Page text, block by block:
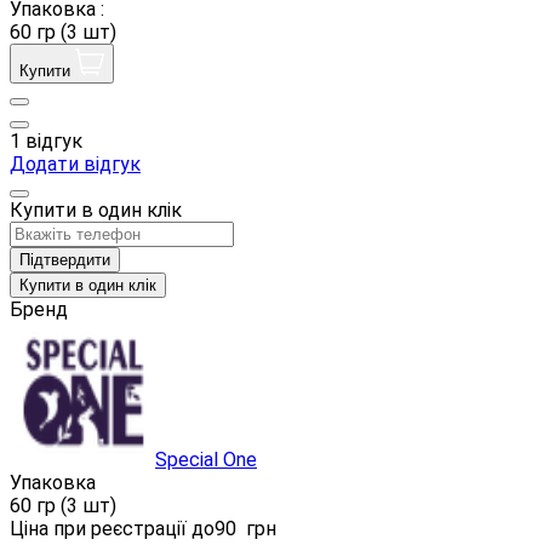
Упаковка :
60 гр (3 шт)
Купити
1 відгук
Додати відгук
Купити в один клік
Підтвердити
Купити в один клік
Бренд
Special One
Упаковка
60 гр (3 шт)
Ціна при реєстрації до90 грн